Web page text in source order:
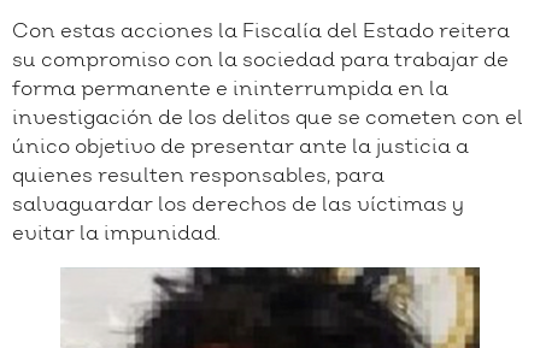
Con estas acciones la Fiscalía del Estado reitera
su compromiso con la sociedad para trabajar de
forma permanente e ininterrumpida en la
investigación de los delitos que se cometen con el
único objetivo de presentar ante la justicia a
quienes resulten responsables, para
salvaguardar los derechos de las víctimas y
evitar la impunidad.